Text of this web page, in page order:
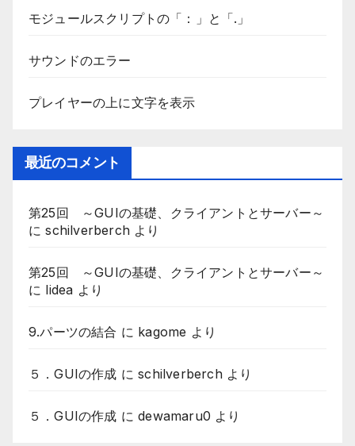
モジュールスクリプトの「：」と「.」
サウンドのエラー
プレイヤーの上に文字を表示
最近のコメント
第25回 ～GUIの基礎、クライアントとサーバー～
にschilverberch より
第25回 ～GUIの基礎、クライアントとサーバー～
に lidea より
9.パーツの結合 に kagome より
５．GUIの作成 にschilverberchより
５．GUIの作成 にdewamaru0 より